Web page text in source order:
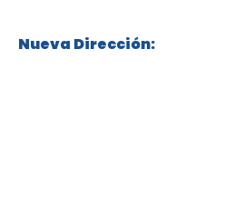
Nueva Dirección: